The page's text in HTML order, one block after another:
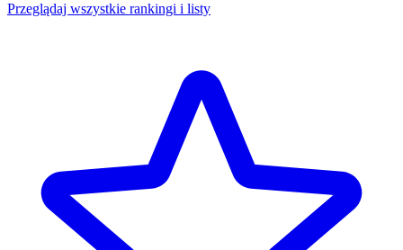
Przeglądaj wszystkie rankingi i listy